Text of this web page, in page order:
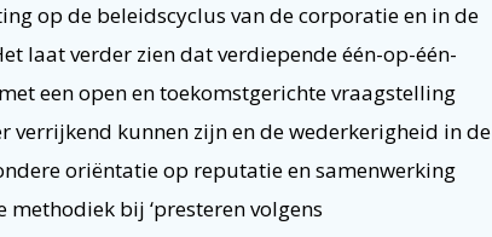
op de beleidscyclus van de corporatie en in de
laat verder zien dat verdiepende één-op-één-
een open en toekomstgerichte vraagstelling
verrijkend kunnen zijn en de wederkerigheid in de
oriëntatie op reputatie en samenwerking
bij ‘presteren volgens